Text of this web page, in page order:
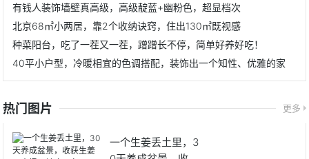
有钱人装饰墙壁真高级，高级靛蓝+幽粉色，超显档次
北京68㎡小两居，靠2个收纳诀窍，住出130㎡既视感
种菜阳台，吃了一茬又一茬，蹭蹭长不停，简单好养好吃！
40平小户型，冷暖相宜的色调搭配，装饰出一个知性、优雅的家
热门图片 更多
一个生姜丢土里，3